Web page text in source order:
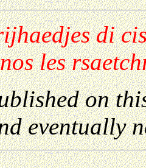
di
les
on
eventually